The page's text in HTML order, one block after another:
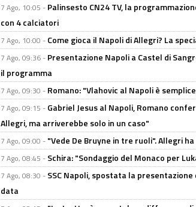
7 Ago, 10:05 - Palinsesto CN24 TV, la
con 4 calciatori
7 Ago, 10:00 - Come gioca il Napoli di Allegri? La
7 Ago, 09:36 - Presentazione Napoli a Castel di
il programma
7 Ago, 09:30 - Romano: "Vlahovic al Napoli è
7 Ago, 09:15 - Gabriel Jesus al Napoli, Romano
Allegri, ma arriverebbe solo in un caso"
7 Ago, 09:00 - "Vede De Bruyne in tre ruoli". Allegri
7 Ago, 08:45 - Schira: "Sondaggio del Monaco per
7 Ago, 08:30 - SSC Napoli, spostata la
data